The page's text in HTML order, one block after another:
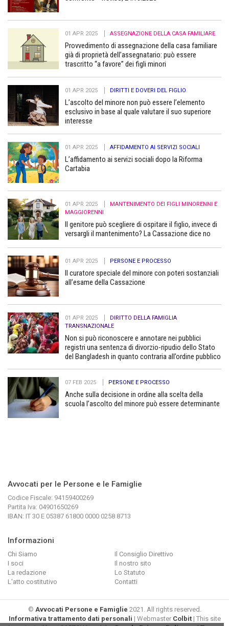
01 APR 2025 ASSEGNAZIONE DELLA CASA FAMILIARE
Provvedimento di assegnazione della casa familiare
già di proprietà dell’assegnatario: può essere
trascritto “a favore” dei figli minori
01 APR 2025 DIRITTI E DOVERI DEL FIGLIO
L’ascolto del minore non può essere l’elemento
esclusivo in base al quale valutare il suo superiore
interesse
01 APR 2025 AFFIDAMENTO AI SERVIZI SOCIALI
L’affidamento ai servizi sociali dopo la Riforma
Cartabia
01 APR 2025
MANTENIMENTO DEI FIGLI MINORENNI E
MAGGIORENNI
Il genitore può scegliere di ospitare il figlio, invece di
versargli il mantenimento? La Cassazione dice no
01 APR 2025 PERSONE E PROCESSO
Il curatore speciale del minore con poteri sostanziali
all’esame della Cassazione
01 APR 2025
DIRITTO DELLA FAMIGLIA
TRANSNAZIONALE
Non si può riconoscere e annotare nei pubblici
registri una sentenza di divorzio-ripudio dello Stato
del Bangladesh in quanto contraria all’ordine pubblico
07 FEB 2025 PERSONE E PROCESSO
Anche sulla decisione in ordine alla scelta della
scuola l’ascolto del minore può essere determinante
Avvocati per le Persone e le Famiglie
Codice Fiscale: 94159400269
Partita Iva: 04901650269
IBAN: IT 30 E 05387 61800 0000 0258 8713
Informazioni
Chi Siamo
Il Consiglio Direttivo
I soci
Il nostro sito
La redazione
Lo Statuto
L'atto costitutivo
Contatti
© Avvocati Persone e Famiglie 2021. All rights reserved.
Informativa trattamento dati personali | Webmaster Colbit| This site